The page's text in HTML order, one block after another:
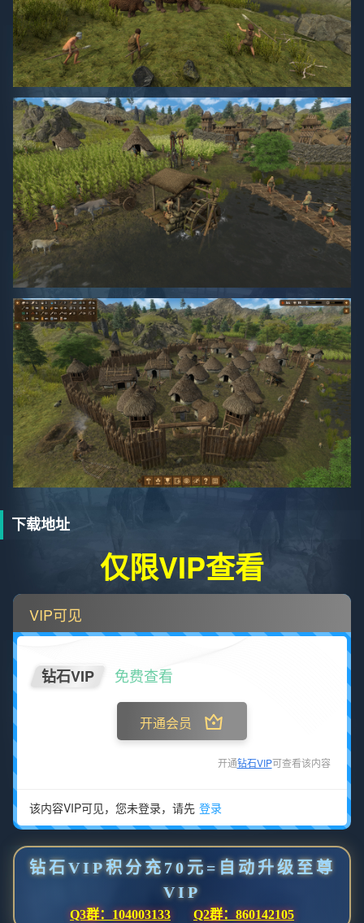
下载地址
仅限VIP查看
VIP可见
钻石VIP 免费查看
开通会员
开通钻石VIP可查看该内容
该内容VIP可见，您未登录，请先 登录
钻石VIP积分充70元=自动升级至尊
VIP
Q3群：104003133 Q2群：860142105